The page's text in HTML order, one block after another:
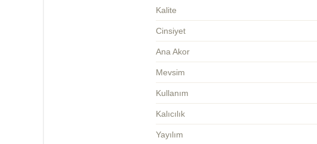
Kalite
Cinsiyet
Ana Akor
Mevsim
Kullanım
Kalıcılık
Yayılım